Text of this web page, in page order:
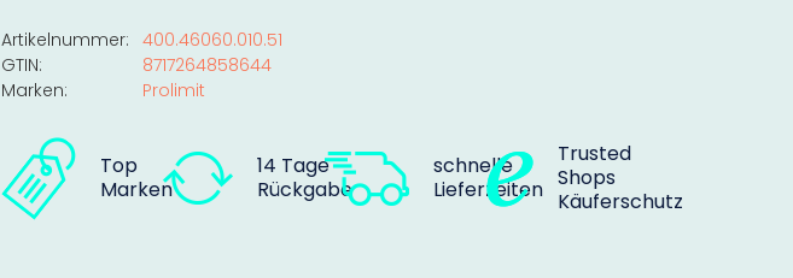
Artikelnummer: 400.46060.010.51
GTIN:
8717264858644
Marken:
Prolimit
Top
Marken
14 Tage
Rückgabe
schnelle
Lieferzeiten
Trusted
Shops
Käuferschutz